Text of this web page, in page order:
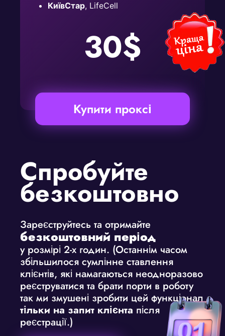
КиївСтар, LifeCell
30$
Купити проксі
Спробуйте
безкоштовно
Зареєструйтесь та отримайте
безкоштовний період
у розмірі 2-х годин. (Останнім часом
збільшилося сумлінне ставлення
клієнтів, які намагаються неодноразово
реєструватися та брати порти в роботу
так ми змушені зробити цей функціонал
тільки на запит клієнта після
реєстрації.)